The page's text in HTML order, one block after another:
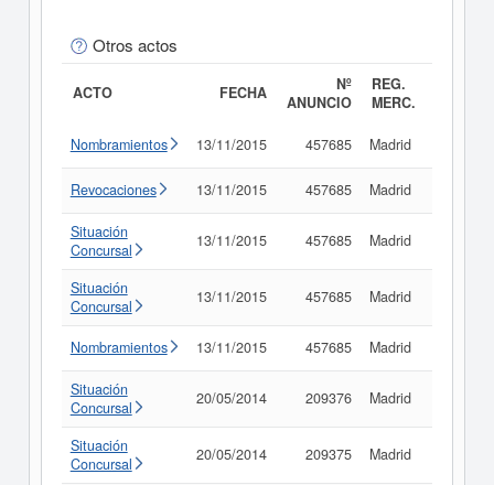
Otros actos
ACTO FECHA
Nº
ANUNCIO
REG.
MERC.
Nombramientos 13/11/2015 457685 Madrid
Revocaciones 13/11/2015 457685 Madrid
Situación
Concursal
13/11/2015 457685 Madrid
Situación
Concursal
13/11/2015 457685 Madrid
Nombramientos 13/11/2015 457685 Madrid
Situación
Concursal
20/05/2014 209376 Madrid
Situación
Concursal
20/05/2014 209375 Madrid